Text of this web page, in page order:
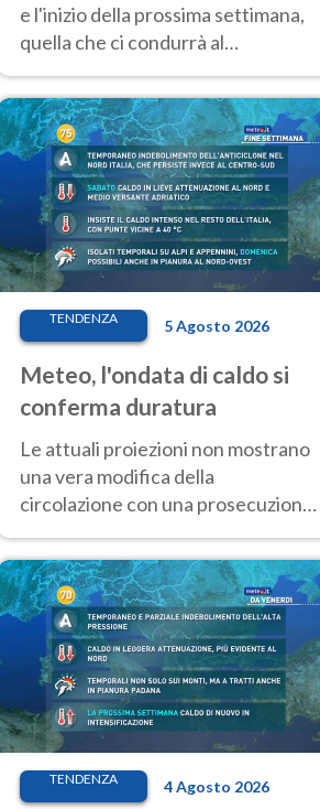
e l'inizio della prossima settimana,
quella che ci condurrà al
temperature molto elevate
TENDENZA 5 Agosto 2026
Meteo, l'ondata di caldo si
conferma duratura
Le attuali proiezioni non mostrano
una vera modifica della
circolazione con una prosecuzione
giorni, compresa la settimana di
Ferragosto
TENDENZA 4 Agosto 2026